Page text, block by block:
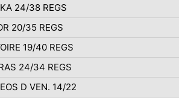
24/38 REGS
20/35 REGS
19/40 REGS
24/34 REGS
D VEN. 14/22